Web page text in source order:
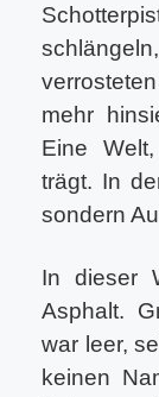
mehr
Eine
trägt. In
sondern
In dieser
Asphalt.
war leer,
keinen